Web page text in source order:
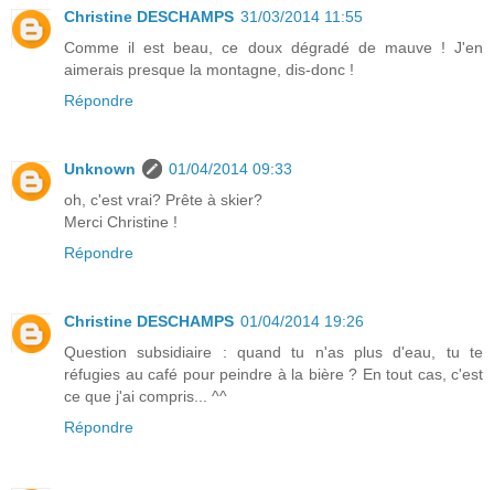
Christine DESCHAMPS 31/03/2014 11:55
Comme il est beau, ce doux dégradé de mauve ! J'en
aimerais presque la montagne, dis-donc !
Répondre
Unknown
01/04/2014 09:33
oh, c'est vrai? Prête à skier?
Merci Christine !
Répondre
Christine DESCHAMPS 01/04/2014 19:26
Question subsidiaire : quand tu n'as plus d'eau, tu te
réfugies au café pour peindre à la bière ? En tout cas, c'est
ce que j'ai compris... ^^
Répondre